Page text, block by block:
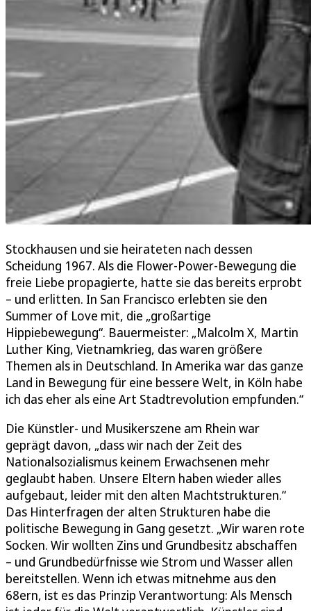
Stockhausen und sie heirateten nach dessen
Scheidung 1967. Als die Flower-Power-Bewegung die
freie Liebe propagierte, hatte sie das bereits erprobt
– und erlitten. In San Francisco erlebten sie den
Summer of Love mit, die „großartige
Hippiebewegung“. Bauermeister: „Malcolm X, Martin
Luther King, Vietnamkrieg, das waren größere
Themen als in Deutschland. In Amerika war das ganze
Land in Bewegung für eine bessere Welt, in Köln habe
ich das eher als eine Art Stadtrevolution empfunden.“
Die Künstler- und Musikerszene am Rhein war
geprägt davon, „dass wir nach der Zeit des
Nationalsozialismus keinem Erwachsenen mehr
geglaubt haben. Unsere Eltern haben wieder alles
aufgebaut, leider mit den alten Machtstrukturen.“
Das Hinterfragen der alten Strukturen habe die
politische Bewegung in Gang gesetzt. „Wir waren rote
Socken. Wir wollten Zins und Grundbesitz abschaffen
– und Grundbedürfnisse wie Strom und Wasser allen
bereitstellen. Wenn ich etwas mitnehme aus den
68ern, ist es das Prinzip Verantwortung: Als Mensch